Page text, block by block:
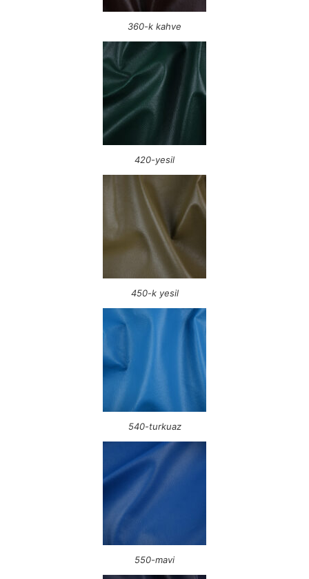
360-k kahve
420-yesil
450-k yesil
540-turkuaz
550-mavi